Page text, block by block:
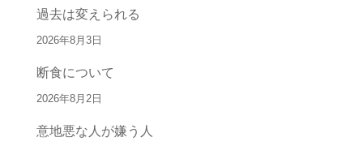
過去は変えられる
2026年8月3日
断食について
2026年8月2日
意地悪な人が嫌う人